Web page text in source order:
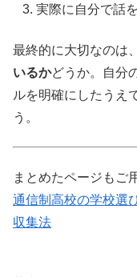
実際に自分で話
最終的に大切なのは、
いるかどうか。自分
ルを明確にしたうえ
う。
まとめたページもご
通信制高校の学校選
収集法